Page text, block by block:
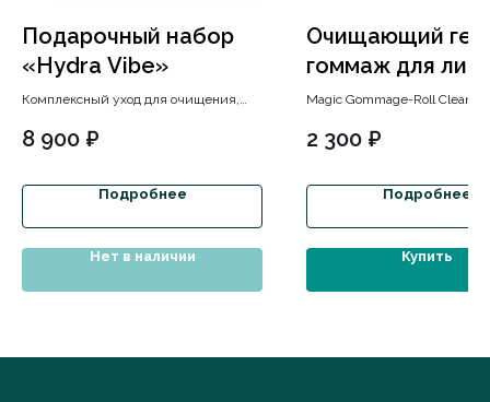
Подарочный набор
«Hydra Vibe»
Комплексный уход для очищения,
лица и зоны вокруг глаз с выгодой до
8 900 ₽
Подробнее
Нет в наличии
Очищающий
гоммаж для
Cleansing Gel 2
Magic Gommage-Roll
тщательного очищения кожи
2 300 ₽
Подробнее
Купить